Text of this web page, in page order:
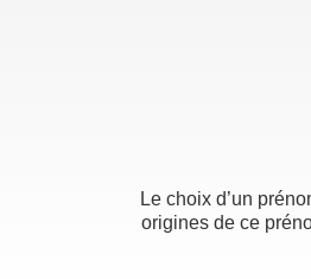
Le choix d’un
origines de ce